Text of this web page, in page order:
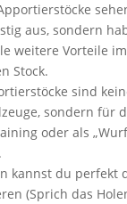
aus, sondern
weitere Vorteile
Stock.
sind
sondern für
oder als
kannst du perfekt
(Sprich das